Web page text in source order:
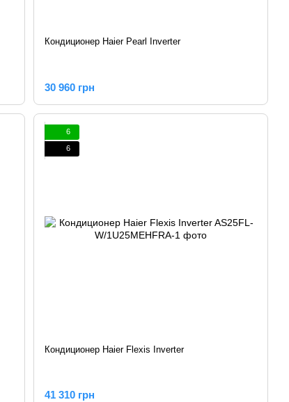
Кондиционер Haier Pearl Inverter
30 960 грн
6
6
Кондиционер Haier Flexis Inverter
41 310 грн